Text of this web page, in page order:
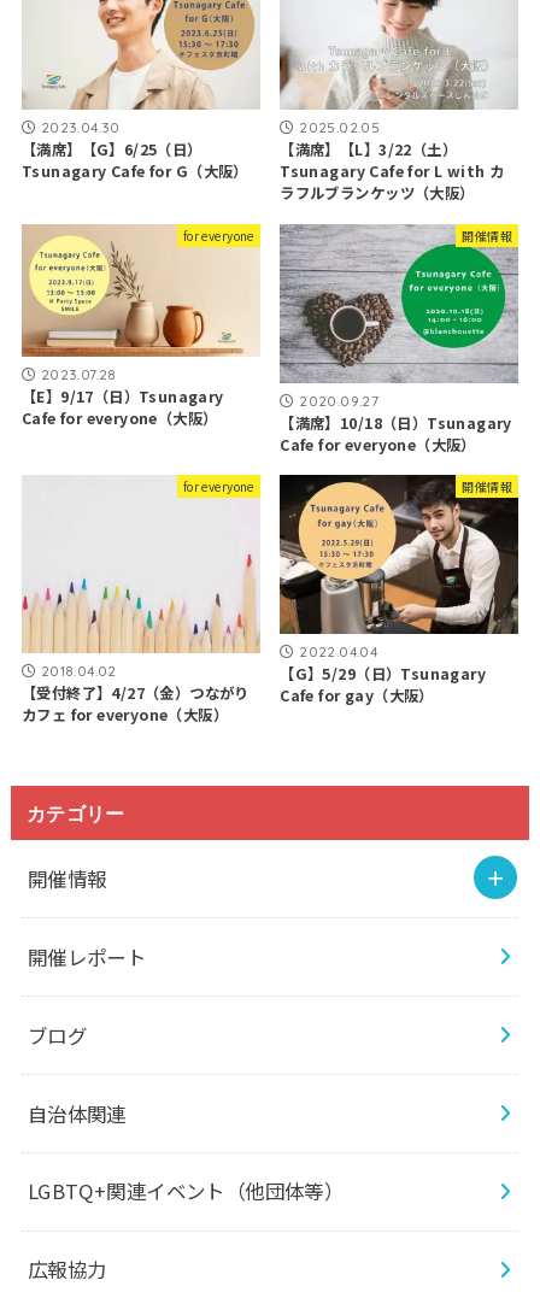
2023.04.30
【満席】【G】6/25（日）
Tsunagary Cafe for G（大阪）
2025.02.05
【満席】【L】3/22（土）
Tsunagary Cafe for L with カ
ラフルブランケッツ（大阪）
for everyone
2023.07.28
【E】9/17（日）Tsunagary
Cafe for everyone（大阪）
開催情報
2020.09.27
【満席】10/18（日）Tsunagary
Cafe for everyone（大阪）
for everyone
2018.04.02
【受付終了】4/27（金）つながり
カフェ for everyone（大阪）
開催情報
2022.04.04
【G】5/29（日）Tsunagary
Cafe for gay（大阪）
カテゴリー
開催情報
開催レポート
ブログ
自治体関連
LGBTQ+関連イベント（他団体等）
広報協力